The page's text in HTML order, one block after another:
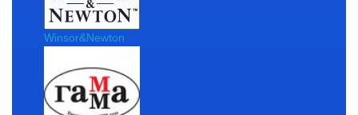
Winsor&Newton